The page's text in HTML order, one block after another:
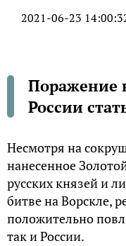
2021-06-23
Поражение
России
Несмотря на
нанесенное
русских князей и
битве на Ворскле,
положительно
так и России.